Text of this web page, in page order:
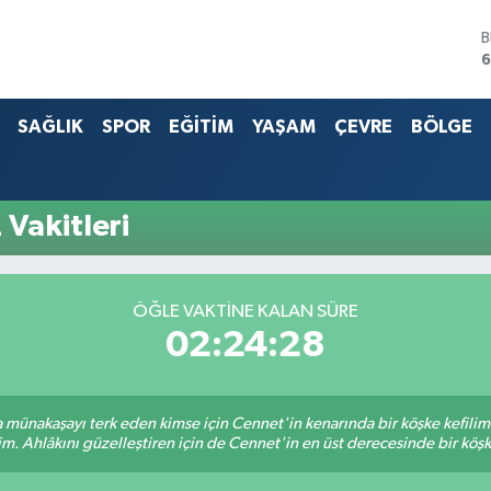
SAĞLIK SPOR EĞİTİM YAŞAM ÇEVRE BÖLGE
Vakitleri
ÖĞLE VAKTİNE KALAN SÜRE
02:24:28
terk eden kimse için Cennet'in kenarında bir köşke
Ahlâkını güzelleştiren için de Cennet'in en üst derecesinde bir